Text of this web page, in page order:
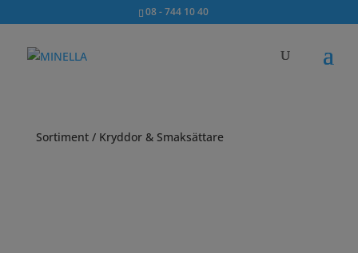
08 - 744 10 40
Sortiment/ Kryddor & Smaksättare